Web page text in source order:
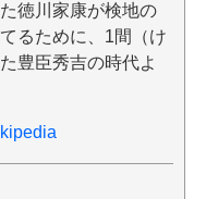
徳川家康が検地の
るために、1間（け
豊臣秀吉の時代よ